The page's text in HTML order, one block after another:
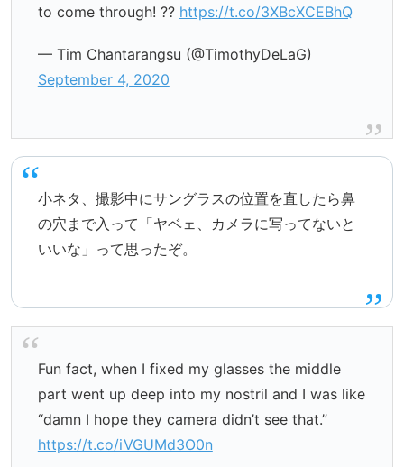
to come through! ?? https://t.co/3XBcXCEBhQ
— Tim Chantarangsu (@TimothyDeLaG)
September 4, 2020
小ネタ、撮影中にサングラスの位置を直したら鼻
の穴まで入って「ヤベェ、カメラに写ってないと
いいな」って思ったぞ。
Fun fact, when I fixed my glasses the middle
part went up deep into my nostril and I was like
“damn I hope they camera didn’t see that.”
https://t.co/iVGUMd3O0n